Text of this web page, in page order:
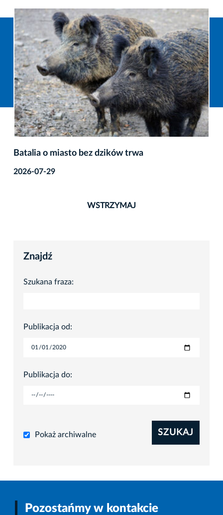
Batalia o miasto bez dzików trwa
2026-07-29
WSTRZYMAJ
Znajdź
Szukana fraza:
Publikacja od:
Publikacja do:
Pokaż archiwalne SZUKAJ
Pozostańmy w kontakcie